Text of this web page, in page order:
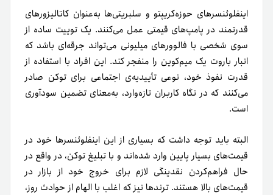
اینفلوئنسرهای حوزه‌کریپتو و سلبریتی‌ها به‌عنوان کاتالیزورهای
قدرتمند در پامپ‌های قیمتی عمل می‌کنند. یک توییت ساده از
سوی شخصی با فالوورهای میلیونی می‌تواند جرقه‌ای باشد که
انبار باروت یک میم‌کوین را منفجر کند. این افراد با استفاده از
قدرت نفوذ خود، نوعی تأییدیه‌ی اجتماعی برای توکن صادر
می‌کنند که در نگاه کاربران تازه‌وارد، به‌معنای تضمین سودآوری
است.
البته باید توجه داشت که بسیاری از این اینفلوئنسرها خود در
قیمت‌های بسیار پایین وارد شده‌اند و با تبلیغ توکن، در واقع در
حال فراهم‌کردن نقدینگی لازم برای خروج خود از بازار در
قیمت‌های بالا هستند. ترندها نیز که اغلب با الهام از حوادث روز،